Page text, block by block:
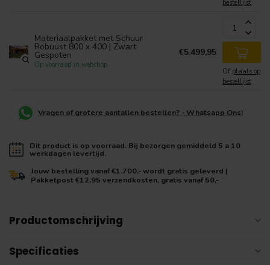
bestellijst
Materiaalpakket met Schuur
Robuust 800 x 400 | Zwart
Gespoten
Op voorraad in webshop
€5.499,95
Of plaats op
bestellijst
Vragen of grotere aantallen bestellen? - Whatsapp Ons!
Dit product is op voorraad. Bij bezorgen gemiddeld 5 a 10
werkdagen levertijd.
Jouw bestelling vanaf €1.700,- wordt gratis geleverd |
Pakketpost €12,95 verzendkosten, gratis vanaf 50,-
Productomschrijving
Specificaties